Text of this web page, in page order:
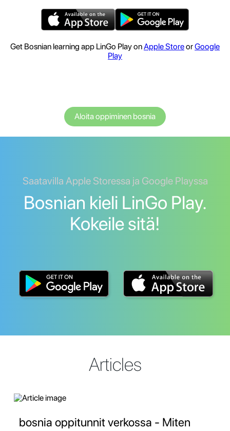
Get Bosnian learning app LinGo Play onApple StoreorGoogle
Play
Aloita oppiminen bosnia
Saatavilla Apple Storessa ja Google Playssa
Bosnian kieli LinGo Play.
Kokeile sitä!
Articles
bosnia oppitunnit verkossa - Miten